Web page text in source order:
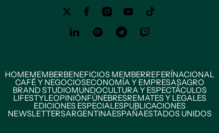
HOMEMEMBERBENEFICIOS MEMBERREFERÍNACIONAL
CAFÉ Y NEGOCIOSECONOMÍA Y EMPRESASAGRO
BRAND STUDIOMUNDOCULTURA Y ESPECTÁCULOS
LIFESTYLEOPINIÓNFÚNEBRESREMATES Y LEGALES
EDICIONES ESPECIALESPUBLICACIONES
NEWSLETTERSARGENTINAESPAÑAESTADOS UNIDOS